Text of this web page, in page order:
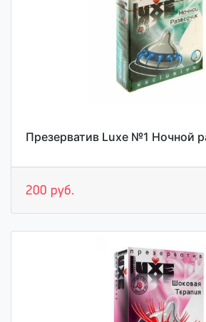
Презерватив Luxe №1 Ночной
200 руб.